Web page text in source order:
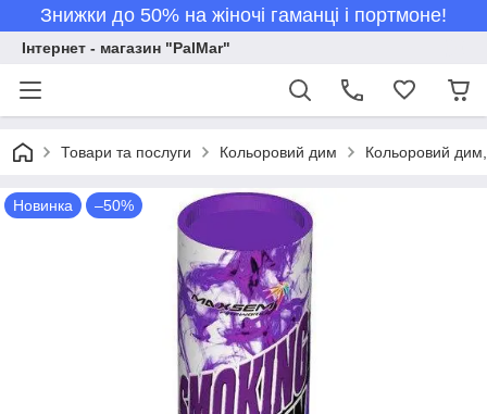
Знижки до 50% на жіночі гаманці і портмоне!
Інтернет - магазин "PalMar"
Товари та послуги Кольоровий дим Кольоровий
Новинка –50%